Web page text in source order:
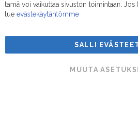
tämä voi vaikuttaa sivuston toimintaan. Jos
lue evästekäytäntömme
SALLI
MUUTA